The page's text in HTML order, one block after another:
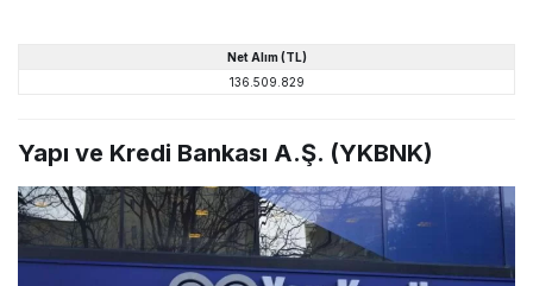
Net Alım (TL)
136.509.829
Yapı ve Kredi Bankası A.Ş. (YKBNK)